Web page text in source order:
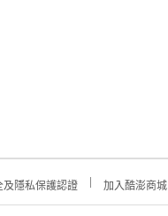
及隱私保護認證 加入酷澎商城